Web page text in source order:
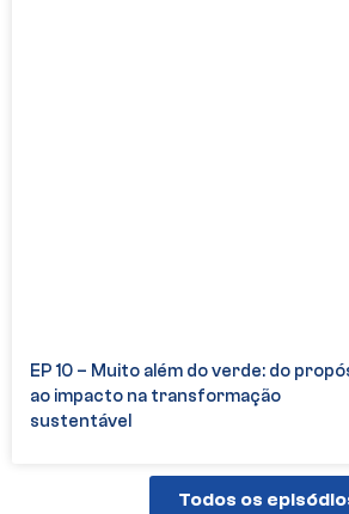
EP 10 – Muito além do verde: do
ao impacto na transformação
sustentável
Todos os